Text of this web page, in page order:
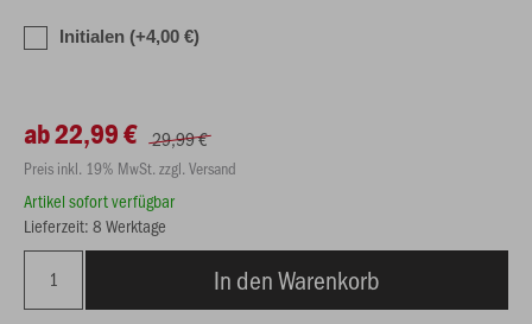
Initialen (+4,00 €)
ab 22,99 € 29,99 €
Preis inkl. 19% MwSt. zzgl. Versand
Artikel sofort verfügbar
Lieferzeit: 8 Werktage
In den Warenkorb